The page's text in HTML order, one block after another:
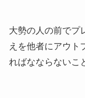
大勢の人の前でプ
えを他者にアウト
ればなならないこ